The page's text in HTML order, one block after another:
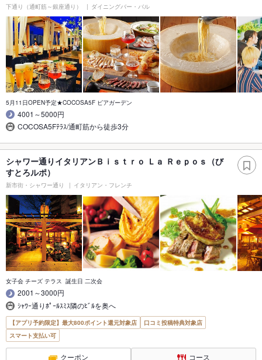
下通り（通町筋～銀座通り） ダイニングバー・バル
5月11日OPEN予定★COCOSA5F ビアガーデン
4001～5000円
COCOSA5Fﾃﾗｽ/通町筋から徒歩3分
シャワー通りイタリアンＢｉｓｔｒｏ Ｌａ Ｒｅｐｏｓ（び
すとろルポ）
新市街・シャワー通り イタリアン・フレンチ
女子会 チーズ テラス 誕生日 二次会
2001～3000円
ｼｬﾜｰ通りﾎﾟｰﾙｽﾐｽ隣のﾋﾞﾙを奥へ
【アプリ予約限定】最大800ポイント還元対象店
口コミ投稿特典対象店
スマート支払い可
クーポン コース